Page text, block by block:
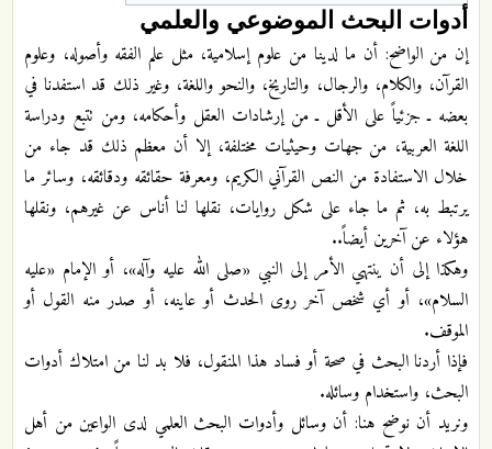
أدوات البحث الموضوعي والعلمي
إن من الواضح: أن ما لدينا من علوم إسلامية، مثل علم الفقه وأصوله، وعلوم
القرآن، والكلام، والرجال، والتاريخ، والنحو واللغة، وغير ذلك قد استفدنا في
بعضه ـ جزئياً على الأقل ـ من إرشادات العقل وأحكامه، ومن تتبع ودراسة
اللغة العربية، من جهات وحيثيات مختلفة، إلا أن معظم ذلك قد جاء من
خلال الاستفادة من النص القرآني الكريم، ومعرفة حقائقه ودقائقه، وسائر ما
يرتبط به، ثم ما جاء على شكل روايات، نقلها لنا أناس عن غيرهم، ونقلها
هؤلاء عن آخرين أيضاً..
وهكذا إلى أن ينتهي الأمر إلى النبي «صلى الله عليه وآله»، أو الإمام «عليه
السلام»، أو أي شخص آخر روى الحدث أو عاينه، أو صدر منه القول أو
الموقف.
فإذا أردنا البحث في صحة أو فساد هذا المنقول، فلا بد لنا من امتلاك أدوات
البحث، واستخدام وسائله.
ونريد أن نوضح هنا: أن وسائل وأدوات البحث العلمي لدى الواعين من أهل